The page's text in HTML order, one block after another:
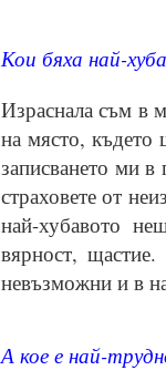
Кои бяха най-
Израснала съм в
на място,
записването ми
страховете от
най-хубавото
вярност,
невъзможни и в
А кое е най-